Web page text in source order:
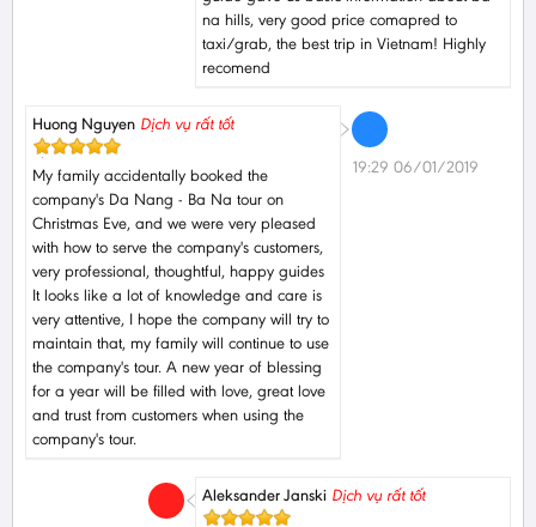
na hills, very good price comapred to
taxi/grab, the best trip in Vietnam! Highly
recomend
Huong Nguyen Dịch vụ rất tốt
My family accidentally booked the
company's Da Nang - Ba Na tour on
Christmas Eve, and we were very pleased
with how to serve the company's customers,
very professional, thoughtful, happy guides
It looks like a lot of knowledge and care is
very attentive, I hope the company will try to
maintain that, my family will continue to use
the company's tour. A new year of blessing
for a year will be filled with love, great love
and trust from customers when using the
company's tour.
19:29 06/01/2019
Aleksander Janski Dịch vụ rất tốt